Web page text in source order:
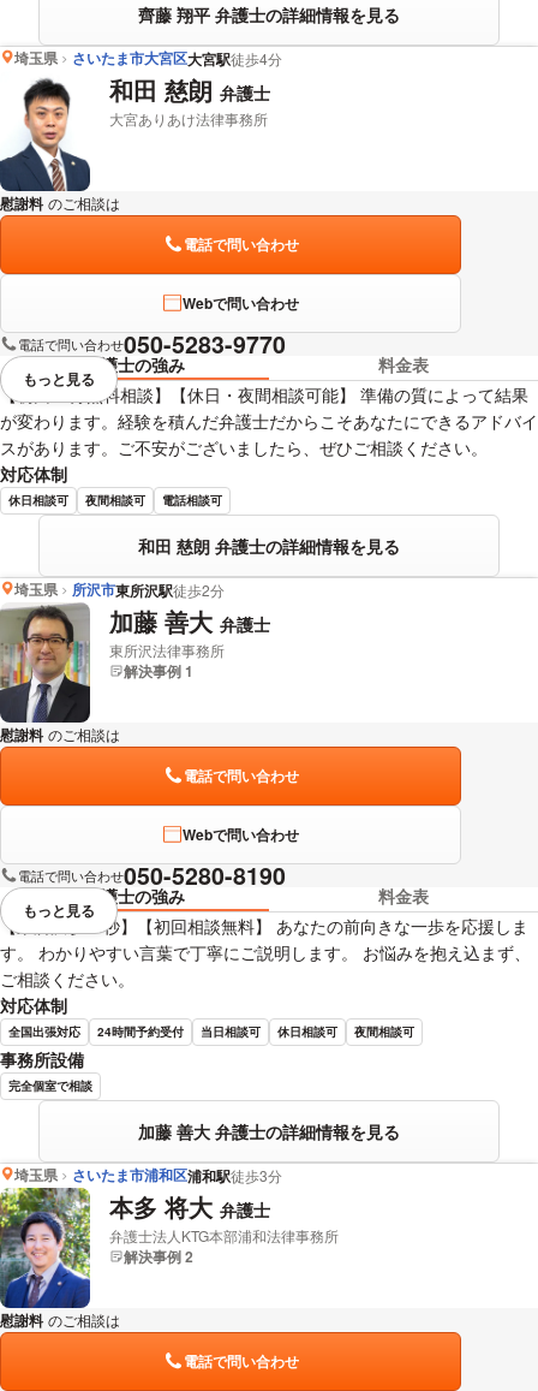
齊藤 翔平 弁護士の詳細情報を見る
埼玉県 さいたま市大宮区大宮駅徒歩4分
和田 慈朗 弁護士
大宮ありあけ法律事務所
慰謝料 のご相談は
電話で問い合わせ
Webで問い合わせ
電話で問い合わせ050-5283-9770
弁護士の強み
料金表
【初回30分無料相談】【休日・夜間相談可能】 準備の質によって結果
が変わります。経験を積んだ弁護士だからこそあなたにできるアドバイ
スがあります。ご不安がございましたら、ぜひご相談ください。
対応体制
休日相談可 夜間相談可 電話相談可
和田 慈朗 弁護士の詳細情報を見る
視覚的に省略されている要素を
もっと見る
埼玉県 所沢市東所沢駅徒歩2分
加藤 善大 弁護士
東所沢法律事務所
解決事例 1
慰謝料 のご相談は
電話で問い合わせ
Webで問い合わせ
電話で問い合わせ050-5280-8190
弁護士の強み
料金表
【東所沢駅30秒】【初回相談無料】 あなたの前向きな一歩を応援しま
す。 わかりやすい言葉で丁寧にご説明します。 お悩みを抱え込まず、
ご相談ください。
対応体制
全国出張対応 24時間予約受付 当日相談可 休日相談可 夜間相談可
事務所設備
完全個室で相談
加藤 善大 弁護士の詳細情報を見る
視覚的に省略されている要素を
もっと見る
埼玉県 さいたま市浦和区浦和駅徒歩3分
本多 将大 弁護士
弁護士法人KTG本部浦和法律事務所
解決事例 2
慰謝料 のご相談は
電話で問い合わせ